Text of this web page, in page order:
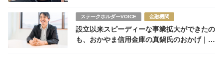
ステークホルダーVOICE 金融機関
設立以来スピーディーな事業拡大ができたの
も、おかやま信用金庫の真鍋氏のおかげ｜株